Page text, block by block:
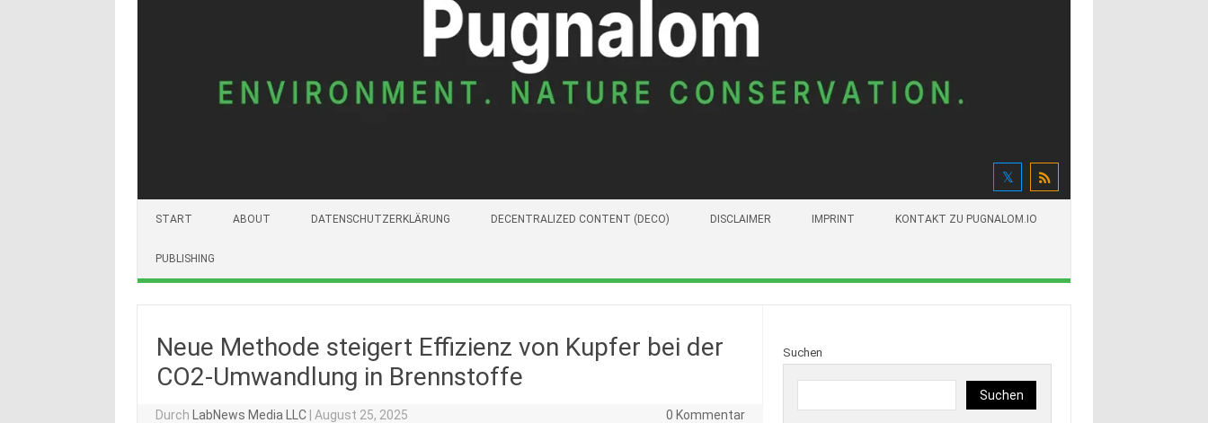
START ABOUT DATENSCHUTZERKLÄRUNG DECENTRALIZED CONTENT (DECO) DISCLAIMER IMPRINT KONTAKT ZU PUGNALOM.IO
PUBLISHING
Neue Methode steigert Effizienz von Kupfer bei der
CO2-Umwandlung in Brennstoffe
Durch LabNews Media LLC August 25, 2025 0 Kommentar
Suchen
Suchen